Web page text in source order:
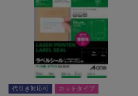
代引き対応可 カットタイプ